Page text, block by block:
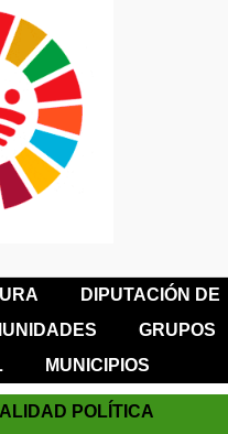
DIPUTACIÓN DE
GRUPOS
MUNICIPIOS
POLÍTICA